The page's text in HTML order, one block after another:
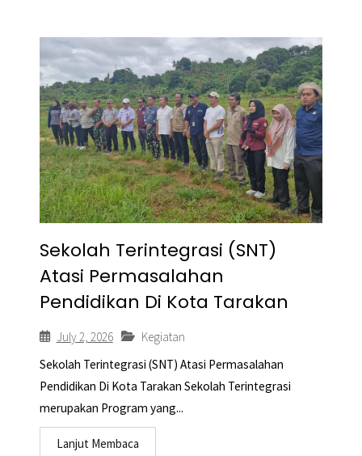
Sekolah Terintegrasi (SNT)
Atasi Permasalahan
Pendidikan Di Kota Tarakan
July 2, 2026
Kegiatan
Sekolah Terintegrasi (SNT) Atasi Permasalahan
Pendidikan Di Kota Tarakan Sekolah Terintegrasi
merupakan Program yang...
Lanjut Membaca